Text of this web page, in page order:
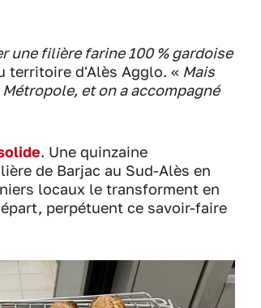
une filière farine 100 % gardoise
territoire d'Alès Agglo. « Mais
et on a accompagné
. Une quinzaine
de Barjac au Sud-Alès en
locaux le transforment en
perpétuent ce savoir-faire